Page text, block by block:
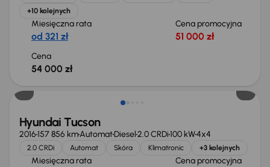
+10 kolejnych
Miesięczna rata
od 321 zł
Cena promocyjna
51 000 zł
Cena
54 000 zł
Taniej o 1 000 zł
Hyundai Tucson
2016157 856 kmAutomatDiesel2.0 CRDi100 kW4x4
2.0 CRDi Automat Skóra Klimatronic +3 kolejnych
Miesięczna rata Cena promocyjna